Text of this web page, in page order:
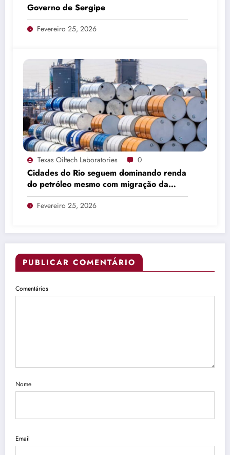
Governo de Sergipe
Fevereiro 25, 2026
Texas Oiltech Laboratories 0
Cidades do Rio seguem dominando renda
do petróleo mesmo com migração da
produção
Fevereiro 25, 2026
PUBLICAR COMENTÁRIO
Comentários
Nome
Email